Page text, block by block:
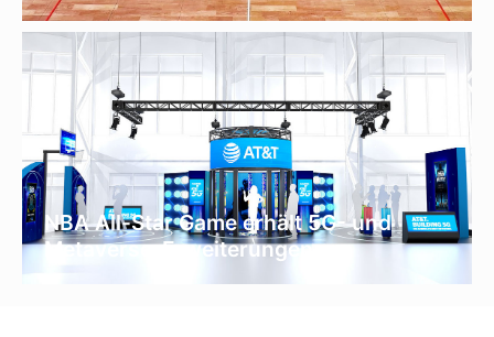
NBA All-Star Game erhält 5G- und
Metaverse-Erweiterungen